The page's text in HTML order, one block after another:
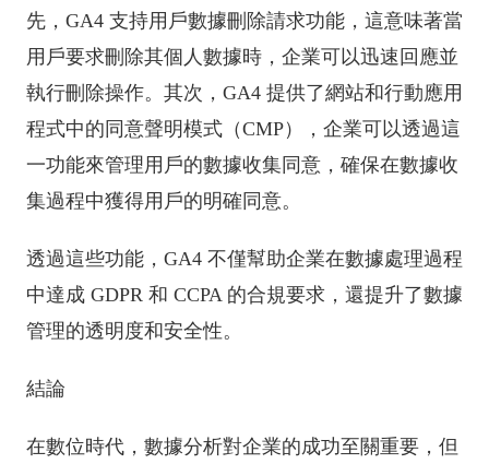
先，GA4 支持用戶數據刪除請求功能，這意味著當
用戶要求刪除其個人數據時，企業可以迅速回應並
執行刪除操作。其次，GA4 提供了網站和行動應用
程式中的同意聲明模式（CMP），企業可以透過這
一功能來管理用戶的數據收集同意，確保在數據收
集過程中獲得用戶的明確同意。
透過這些功能，GA4 不僅幫助企業在數據處理過程
中達成 GDPR 和 CCPA 的合規要求，還提升了數據
管理的透明度和安全性。
結論
在數位時代，數據分析對企業的成功至關重要，但